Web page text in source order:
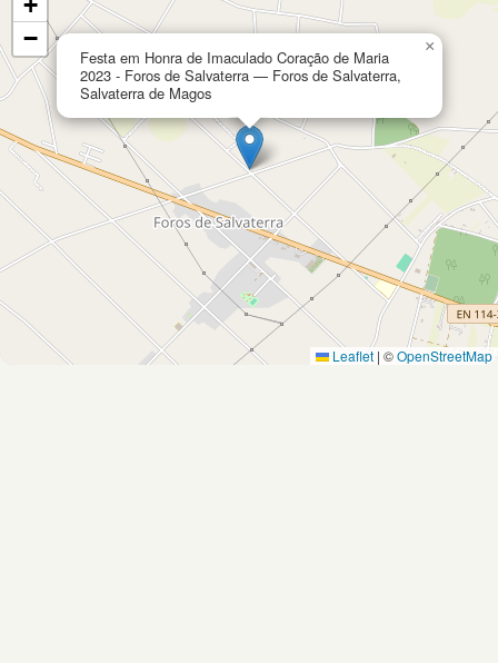
Festa em Honra de Imaculado Coração de Maria
2023 - Foros de Salvaterra — Foros de Salvaterra,
Salvaterra de Magos
×
−
Leaflet | ©OpenStreetMap